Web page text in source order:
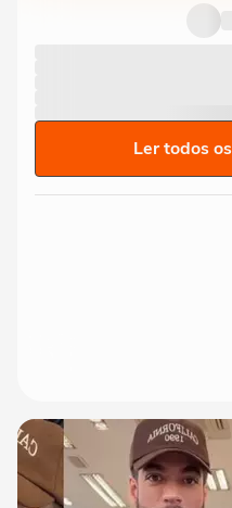
do São
Ler todos